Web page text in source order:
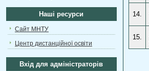
Наші ресурси
Сайт МНТУ
Центр дистанційної освіти
Вхід для адміністраторів
14.
15.